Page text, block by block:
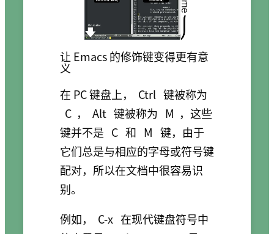
让 Emacs 的修饰键变得更有意
义
在 PC 键盘上，
Ctrl 键被称为
C ， Alt 键被称为 M ，这些
键并不是 C 和 M 键，由于
它们总是与相应的字母或符号键
配对，所以在文档中很容易识
别。
例如，
C-x 在现代键盘符号中